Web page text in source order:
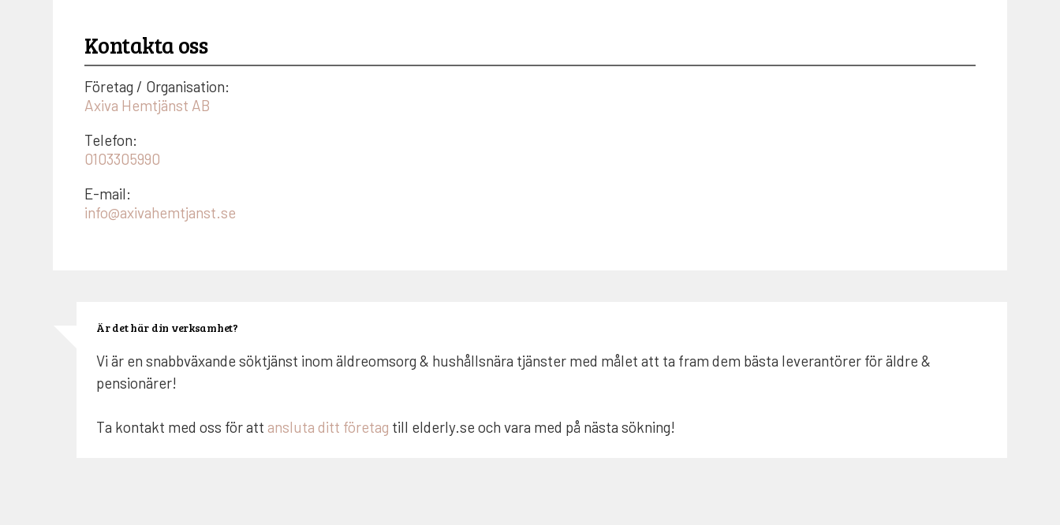
Kontakta oss
Företag / Organisation:
Axiva Hemtjänst AB
Telefon:
0103305990
E-mail:
info@axivahemtjanst.se
Är det här din verksamhet?
Vi är en snabbväxande söktjänst inom äldreomsorg & hushållsnära tjänster med målet att ta fram dem bästa leverantörer för äldre &
pensionärer!
Ta kontakt med oss för att ansluta ditt företag till elderly.se och vara med på nästa sökning!